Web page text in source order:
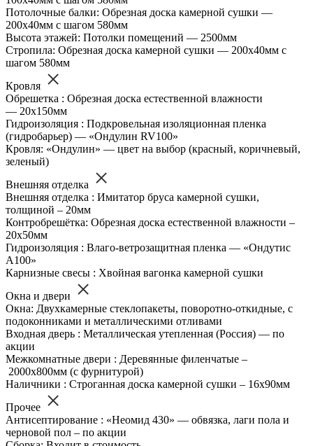
Потолочные балки: Обрезная доска камерной сушки —
200х40мм с шагом 580мм
Высота этажей: Потолки помещений — 2500мм
Стропила: Обрезная доска камерной сушки — 200х40мм с
шагом 580мм
Кровля
Обрешетка : Обрезная доска естественной влажности
— 20х150мм
Гидроизоляция : Подкровельная изоляционная пленка
(гидробарьер) — «Ондулин RV100»
Кровля: «Ондулин» — цвет на выбор (красный, коричневый,
зеленый)
Внешняя отделка
Внешняя отделка : Имитатор бруса камерной сушки,
толщиной – 20мм
Контробрешётка: Обрезная доска естественной влажности –
20х50мм
Гидроизоляция : Влаго-ветрозащитная пленка — «Ондутис
А100»
Карнизные свесы : Хвойная вагонка камерной сушки
Окна и двери
Окна: Двухкамерные стеклопакеты, поворотно-откидные, с
подоконниками и металлическими отливами
Входная дверь : Металлическая утепленная (Россия) — по
акции
Межкомнатные двери : Деревянные филенчатые –
2000х800мм (с фурнитурой)
Наличники : Строганная доска камерной сушки – 16х90мм
Прочее
Антисептирование : «Неомид 430» — обвязка, лаги пола и
черновой пол – по акции